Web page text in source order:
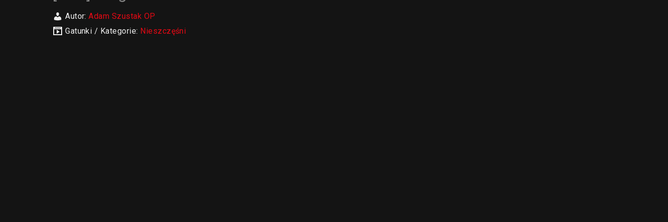
Autor:Adam Szustak OP
Gatunki / Kategorie: Nieszczęśni